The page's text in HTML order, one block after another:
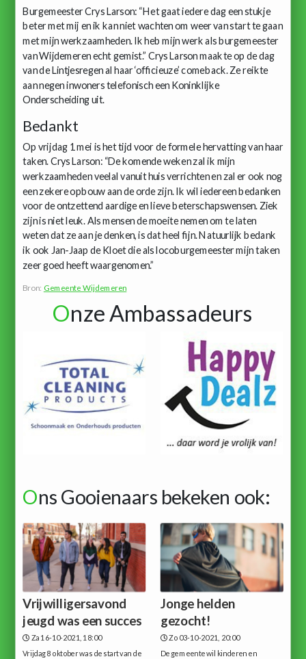
Burgemeester Crys Larson: “Het gaat iedere dag een stukje
beter met mij en ik kan niet wachten om weer van start te gaan
met mijn werkzaamheden. Ik heb mijn werk als burgemeester
van Wijdemeren echt gemist.” Crys Larson maakte op de dag
van de Lintjesregen al haar ‘officieuze’ comeback. Ze reikte
aan negen inwoners telefonisch een Koninklijke
Onderscheiding uit.
Bedankt
Op vrijdag 1 mei is het tijd voor de formele hervatting van haar
taken. Crys Larson: “De komende weken zal ik mijn
werkzaamheden veelal vanuit huis verrichten en zal er ook nog
een zekere opbouw aan de orde zijn. Ik wil iedereen bedanken
voor de ontzettend aardige en lieve beterschapswensen. Ziek
zijn is niet leuk. Als mensen de moeite nemen om te laten
weten dat ze aan je denken, is dat heel fijn. Natuurlijk bedank
ik ook Jan-Jaap de Kloet die als locoburgemeester mijn taken
zeer goed heeft waargenomen.”
Bron: Gemeente Wijdemeren
Onze Ambassadeurs
Ons Gooienaars bekeken ook:
Vrijwilligersavond
jeugd was een succes
Za 16-10-2021, 18:00
Vrijdag 8 oktober was de start van de
Jonge helden
gezocht!
Zo 03-10-2021, 20:00
De gemeente wil kinderen en